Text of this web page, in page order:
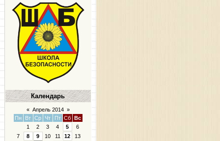
Календарь
« Апрель 2014 »
Пн
Вт Ср Чт Пт Сб
Вс
1
2 3 4 5
6
7
8 9 10 11 12
13